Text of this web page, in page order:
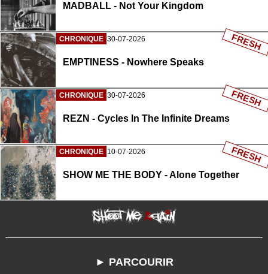
MADBALL - Not Your Kingdom
CHRONIQUE 30-07-2026
EMPTINESS - Nowhere Speaks
FRESH
CHRONIQUE 30-07-2026
REZN - Cycles In The Infinite Dreams
FRESH
CHRONIQUE 10-07-2026
SHOW ME THE BODY - Alone Together
FRESH
► PARCOURIR